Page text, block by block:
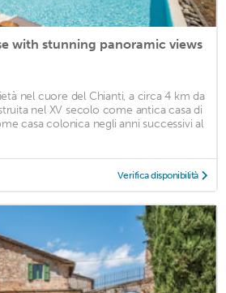
with stunning panoramic views
nel cuore del Chianti, a circa 4 km da
nel XV secolo come antica casa di
casa colonica negli anni successivi al
Verifica disponibilità